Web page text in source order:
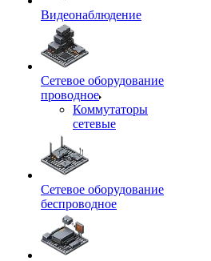
Видеонаблюдение
Сетевое оборудование
проводное
Коммутаторы
сетевые
Сетевое оборудование
беспроводное